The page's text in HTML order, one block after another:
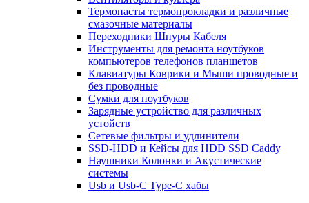
Термопасты термопрокладки и различные
смазочные материалы
Переходники Шнуры Кабеля
Инструменты для ремонта ноутбуков
компьютеров телефонов планшетов
Клавиатуры Коврики и Мыши проводные и
без проводные
Сумки для ноутбуков
Зарядные устройство для различных
устойств
Сетевые фильтры и удлинители
SSD-HDD и Кейсы для HDD SSD Caddy
Наушники Колонки и Акустические
системы
Usb и Usb-C Type-C хабы